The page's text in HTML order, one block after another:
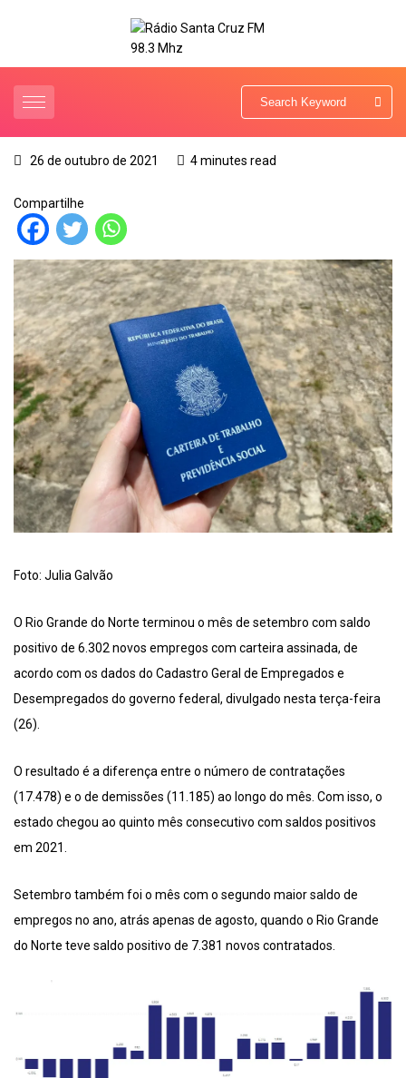
26 de outubro de 2021 4 minutes read
Compartilhe
Foto: Julia Galvão
O Rio Grande do Norte terminou o mês de setembro com saldo
positivo de 6.302 novos empregos com carteira assinada, de
acordo com os dados do Cadastro Geral de Empregados e
Desempregados do governo federal, divulgado nesta terça-feira
(26).
O resultado é a diferença entre o número de contratações
(17.478) e o de demissões (11.185) ao longo do mês. Com isso, o
estado chegou ao quinto mês consecutivo com saldos positivos
em 2021.
Setembro também foi o mês com o segundo maior saldo de
empregos no ano, atrás apenas de agosto, quando o Rio Grande
do Norte teve saldo positivo de 7.381 novos contratados.